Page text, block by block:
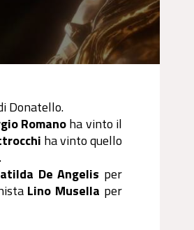
Donatello.
Romanoha vinto il
ha vinto quello
De Angelis per
Lino Musella per